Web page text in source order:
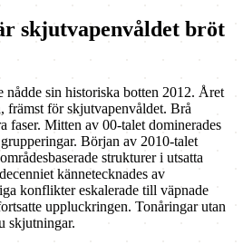
skjutvapenvåldet bröt
sin historiska botten 2012. Året
främst för skjutvapenvåldet. Brå
faser. Mitten av 00-talet dominerades
Början av 2010-talet
strukturer i utsatta
kännetecknades av
konflikter eskalerade till väpnade
uppluckringen. Tonåringar utan
skjutningar.